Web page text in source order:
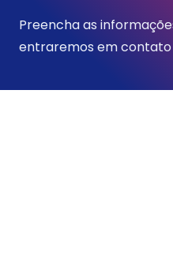
Preencha as
entraremos em contato